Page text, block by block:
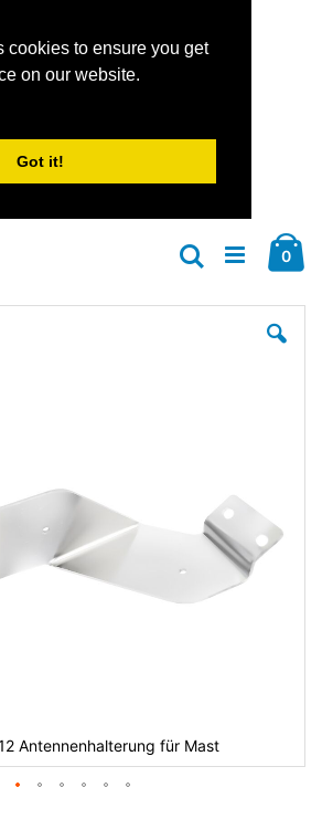
cookies to ensure you get
on our website.
Got it!
0
Suche
Antennenhalterung für Mast